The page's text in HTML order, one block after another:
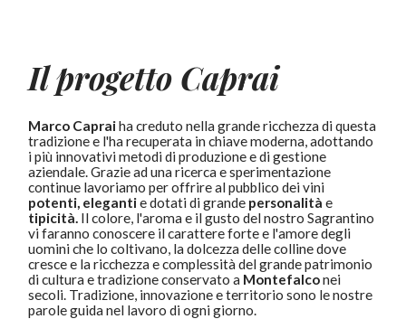
Il progetto Caprai
Marco Capraiha creduto nella grande ricchezza di questa
tradizione e l'ha recuperata in chiave moderna, adottando
i più innovativi metodi di produzione e di gestione
aziendale. Grazie ad una ricerca e sperimentazione
continue lavoriamo per offrire al pubblico dei vini
potenti, elegantie dotati di grande personalità e
tipicità. Il colore, l'aroma e il gusto del nostro Sagrantino
vi faranno conoscere il carattere forte e l'amore degli
uomini che lo coltivano, la dolcezza delle colline dove
cresce e la ricchezza e complessità del grande patrimonio
di cultura e tradizione conservato a Montefalconei
secoli. Tradizione, innovazione e territorio sono le nostre
parole guida nel lavoro di ogni giorno.